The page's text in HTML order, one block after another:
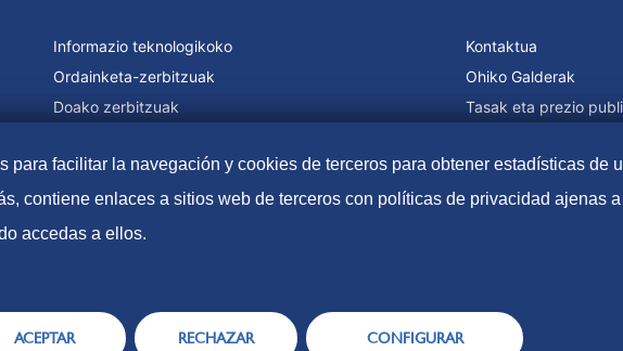
Informazio teknologikoko
Ordainketa-zerbitzuak
Doako zerbitzuak
Kontaktua
Ohiko Galderak
Tasak eta prezio
Web Mapa
para facilitar la navegación y cookies de terceros para obtener estadísticas de
contiene enlaces a sitios web de terceros con políticas de privacidad ajenas
accedas a ellos.
ACEPTAR RECHAZAR CONFIGURAR